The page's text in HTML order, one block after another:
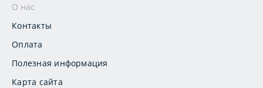
О нас
Контакты
Оплата
Полезная информация
Карта сайта